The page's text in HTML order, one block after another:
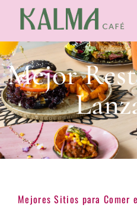
Mejor
Mejores Sitios para Comer